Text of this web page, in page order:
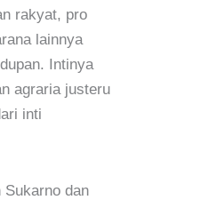
rakyat, pro
lainnya
Intinya
agraria justeru
inti
Sukarno dan